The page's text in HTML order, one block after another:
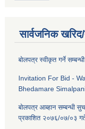
सार्वजनिक
बाेलपत्र स्वीकृत गर्ने
Invitation For Bid -
Bhedamare
बाेलपत्र आब्हान सम्बन्धी
प्रकाशित २०७६/०७/०३